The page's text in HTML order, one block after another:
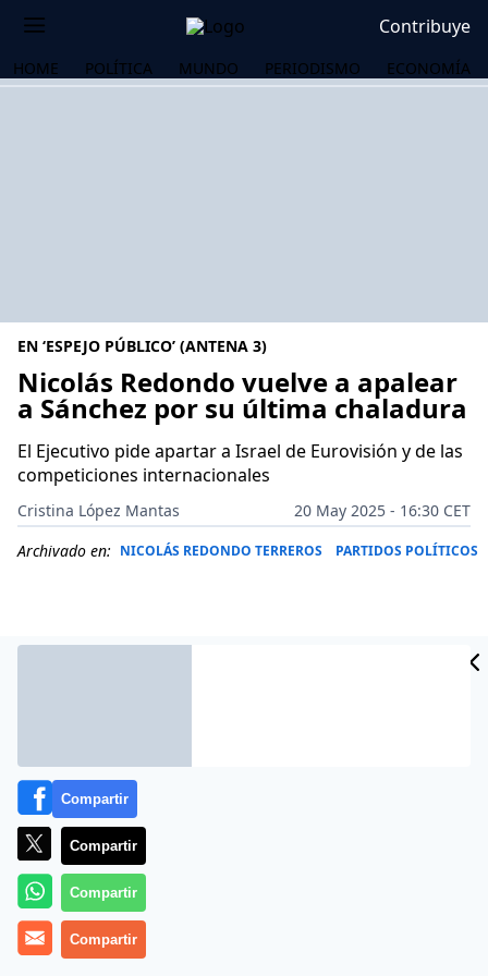
Contribuye
HOME POLÍTICA MUNDO PERIODISMO ECONOMÍA
EN ‘ESPEJO PÚBLICO’ (ANTENA 3)
Nicolás Redondo vuelve a apalear
a Sánchez por su última chaladura
El Ejecutivo pide apartar a Israel de Eurovisión y de las
competiciones internacionales
Cristina López Mantas
20 May 2025 - 16:30 CET
Archivado en: NICOLÁS REDONDO TERREROS PARTIDOS POLÍTICOS
Más información
Compartir
Compartir
Compartir
Compartir